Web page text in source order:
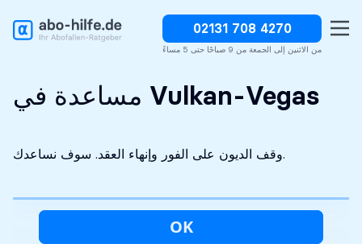
02131 708 4270
من الاثنين إلى الجمعة من 9 صباحًا حتى 5 مساءً
التحليل الأولي مجاني سرية تماما وقف الديون على الفور
مساعدة في Vulkan-Vegas
وقف الديون على الفور وإنهاء العقد. سوف نساعدك.